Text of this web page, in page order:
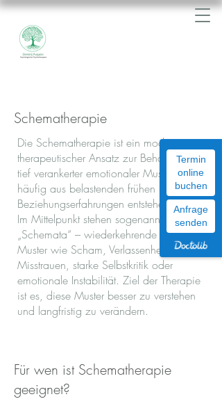
Schematherapie
Die Schematherapie ist ein moderner
therapeutischer Ansatz zur Behandlung
tief verankerter emotionaler Muster, die
häufig aus belastenden frühen
Beziehungserfahrungen entstehen.
Im Mittelpunkt stehen sogenannte
„Schemata“ – wiederkehrende innere
Muster wie Scham, Verlassenheitsängste,
Misstrauen, starke Selbstkritik oder
emotionale Instabilität. Ziel der Therapie
ist es, diese Muster besser zu verstehen
und langfristig zu verändern.
Für wen ist Schematherapie
geeignet?
Termin
online
buchen
Anfrage
senden